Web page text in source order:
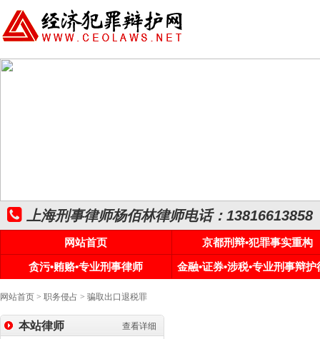
上海刑事律师杨佰林律师电话：13816613858
网站首页
京都刑辩•犯罪事实重构
贪污•贿赂•专业刑事律师
金融•证券•涉税•专业刑事辩护
网站首页 > 职务侵占 > 骗取出口退税罪
查看详细
本站律师